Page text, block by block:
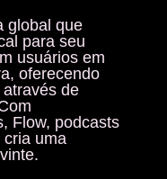
global que
para seu
usuários em
oferecendo
de
Flow, podcasts
cria uma